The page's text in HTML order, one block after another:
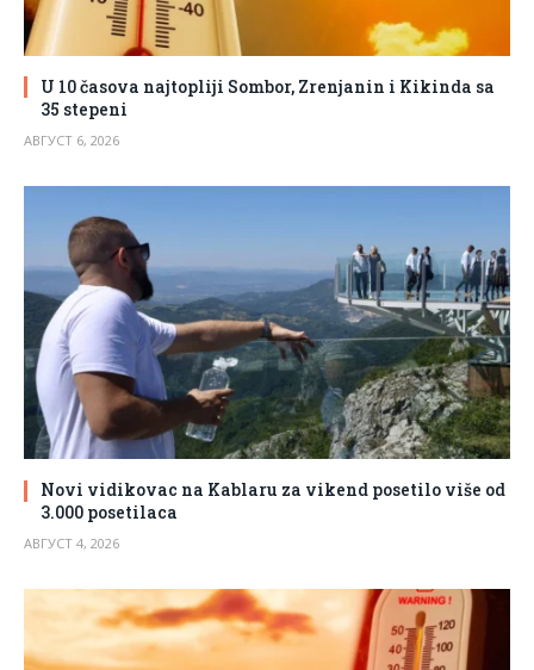
U 10 časova najtopliji Sombor, Zrenjanin i Kikinda sa
35 stepeni
АВГУСТ 6, 2026
Novi vidikovac na Kablaru za vikend posetilo više od
3.000 posetilaca
АВГУСТ 4, 2026